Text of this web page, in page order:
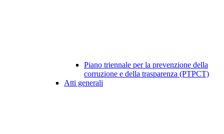
Piano triennale per la prevenzione della
corruzione e della trasparenza (PTPCT)
Atti generali